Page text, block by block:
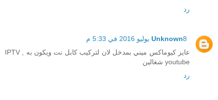
رد
Unknown8 يوليو 2016 في 5:33 م
عايز كيوماكس ميني بمدخل لان لتركيب كابل نت ويكون به IPTV ,
youtube شغالين
رد